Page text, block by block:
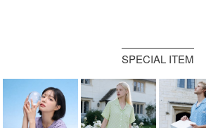
SPECIAL ITEM